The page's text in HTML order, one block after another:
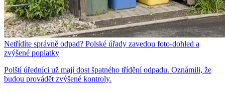
Netřídíte správně odpad? Polské úřady zavedou foto-dohled a
zvýšené poplatky
Polští úředníci už mají dost špatného třídění odpadu. Oznámili, že
budou provádět zvýšené kontroly.